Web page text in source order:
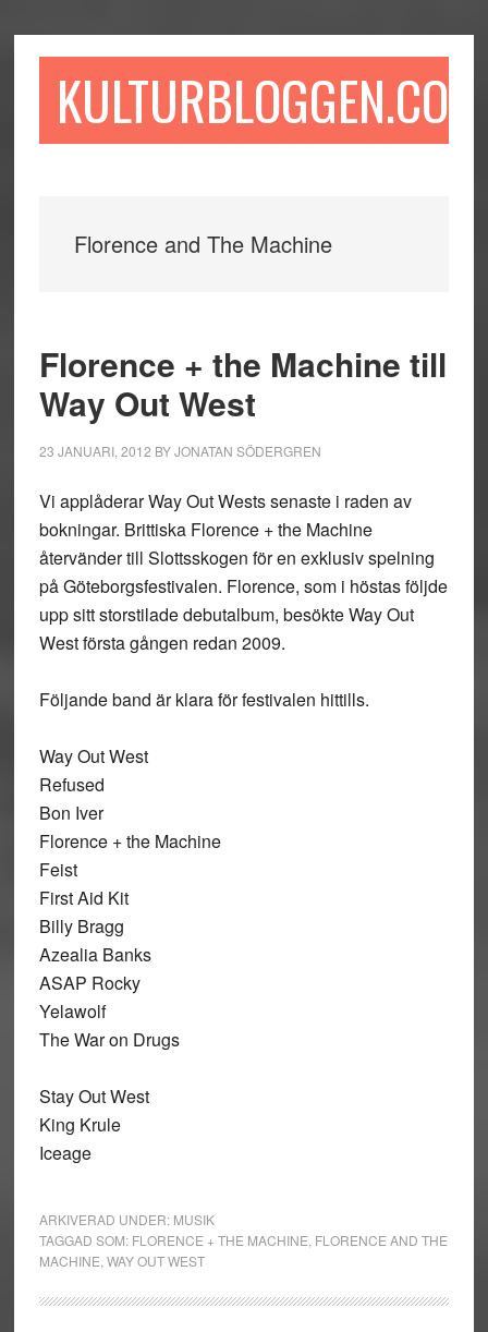
till
till
sidofältet
till
KULTURBLOGGEN.COM
Florence and The Machine
Florence + the Machine till
Way Out West
23 JANUARI, 2012 BYJONATAN SÖDERGREN
Vi applåderar Way Out Wests senaste i raden av
bokningar. Brittiska Florence + the Machine
återvänder till Slottsskogen för en exklusiv spelning
på Göteborgsfestivalen. Florence, som i höstas följde
upp sitt storstilade debutalbum, besökte Way Out
West första gången redan 2009.
Följande band är klara för festivalen hittills.
Way Out West
Refused
Bon Iver
Florence + the Machine
Feist
First Aid Kit
Billy Bragg
Azealia Banks
ASAP Rocky
Yelawolf
The War on Drugs
Stay Out West
King Krule
Iceage
ARKIVERAD UNDER: MUSIK
TAGGAD SOM: FLORENCE + THE MACHINE FLORENCE AND THE
MACHINE WAY OUT WEST